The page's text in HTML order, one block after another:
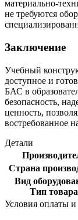
материально-
не требуются
Заключение
Учебный
доступное и
БАС в
безопасность,
ценность,
востребованное
Детали
Страна
Вид
Тип товара
Условия оплаты и